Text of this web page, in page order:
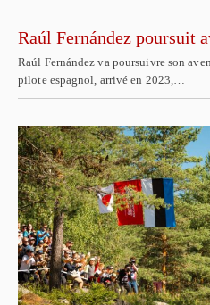
Raúl Fernández poursuit
Raúl Fernández va poursuivre son
pilote espagnol, arrivé en 2023,…